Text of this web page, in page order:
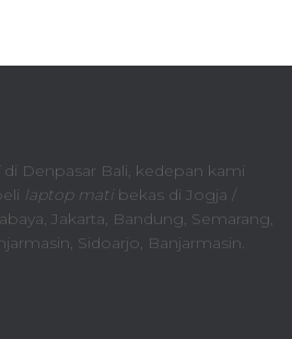
di Denpasar Bali, kedepan kami
laptop matibekas di Jogja /
Jakarta, Bandung, Semarang,
Sidoarjo, Banjarmasin.